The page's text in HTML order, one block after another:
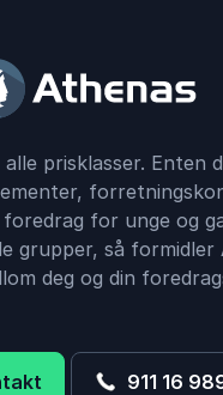
prisklasser. Enten
for unge og
grupper, så formidler
deg og din
911 16